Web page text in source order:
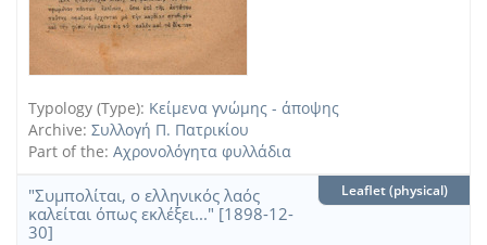
Typology (Type): Κείμενα γνώμης - άποψης
Archive: Συλλογή Π. Πατρικίου
Part of the: Αχρονολόγητα φυλλάδια
"Συμπολίται, ο ελληνικός λαός
καλείται όπως εκλέξει..." [1898-12-
30]
Leaflet (physical)